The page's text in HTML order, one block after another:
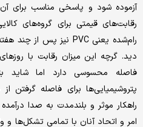
آزموده شود و پاسخی مناسب برای
رقابت‌های قیمتی برای گروه‌های
دید. گرچه این میزان رقابت با
فاصله محسوسی دارد اما شاید
پتروشیمیایی‌ها برای فاصله گرفتن
راهکار موثر و بلندمدت به صدا
امر و اتحاد آنان با تمامی تشکل‌ها و